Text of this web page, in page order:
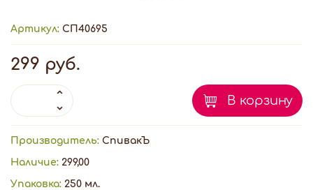
Артикул: СП40695
299 руб.
В корзину
Производитель: СпивакЪ
Наличие: 299,00
Упаковка: 250 мл.